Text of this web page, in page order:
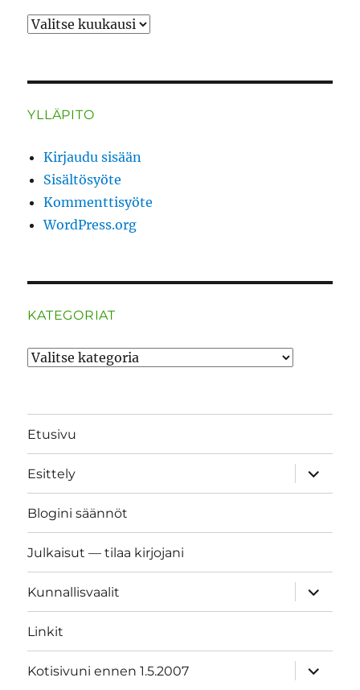
ARKISTO
YLLÄPITO
Kirjaudu sisään
Sisältösyöte
Kommenttisyöte
WordPress.org
KATEGORIAT
Kategoriat
Etusivu
Esittely
näytä
Blogini säännöt
Julkaisut — tilaa kirjojani
Kunnallisvaalit
näytä
Linkit
Kotisivuni ennen 1.5.2007
näytä